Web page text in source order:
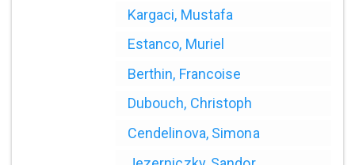
Kargaci, Mustafa
Estanco, Muriel
Berthin, Francoise
Dubouch, Christoph
Cendelinova, Simona